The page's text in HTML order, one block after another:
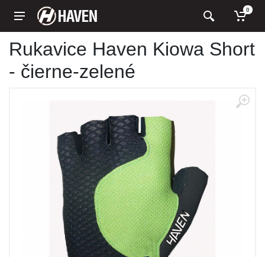
0
Rukavice Haven Kiowa Short
- čierne-zelené